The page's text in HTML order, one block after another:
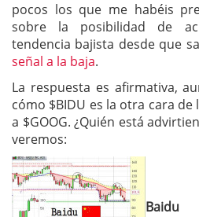
pocos los que me habéis
sobre la posibilidad de
tendencia bajista desde que
señal a la baja.
La respuesta es afirmativa,
cómo $BIDU es la otra cara
a $GOOG. ¿Quién está
veremos:
Baidu